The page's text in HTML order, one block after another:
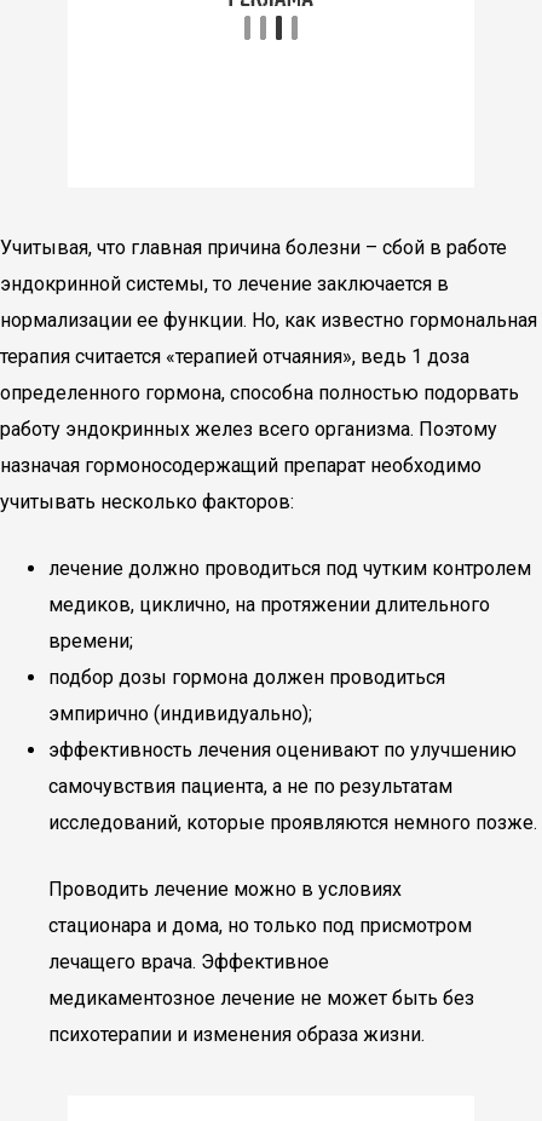
Учитывая, что главная причина болезни – сбой в работе
эндокринной системы, то лечение заключается в
нормализации ее функции. Но, как известно гормональная
терапия считается «терапией отчаяния», ведь 1 доза
определенного гормона, способна полностью подорвать
работу эндокринных желез всего организма. Поэтому
назначая гормоносодержащий препарат необходимо
учитывать несколько факторов:
лечение должно проводиться под чутким контролем
медиков, циклично, на протяжении длительного
времени;
подбор дозы гормона должен проводиться
эмпирично (индивидуально);
эффективность лечения оценивают по улучшению
самочувствия пациента, а не по результатам
исследований, которые проявляются немного позже.
Проводить лечение можно в условиях
стационара и дома, но только под присмотром
лечащего врача. Эффективное
медикаментозное лечение не может быть без
психотерапии и изменения образа жизни.